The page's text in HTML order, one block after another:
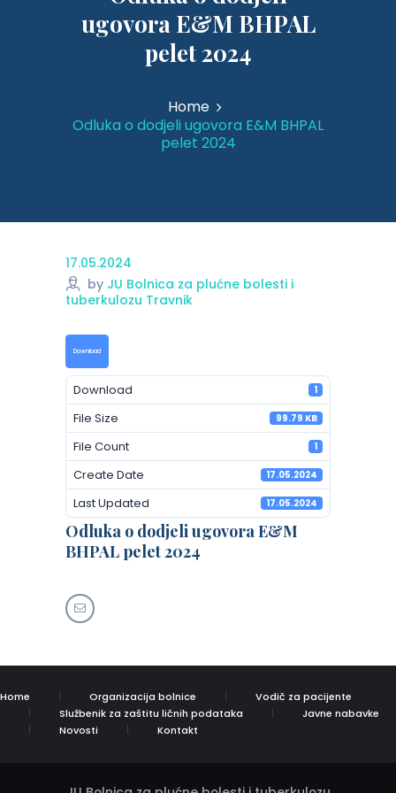
ugovora E&M BHPAL
pelet 2024
Home
Odluka o dodjeli ugovora E&M BHPAL
pelet 2024
17.05.2024
by JU Bolnica za plućne bolesti i
tuberkulozu Travnik
Download
Download 1
File Size 99.79 KB
File Count 1
Create Date 17.05.2024
Last Updated 17.05.2024
Odluka o dodjeli ugovora E&M
BHPAL pelet 2024
Home Organizacija bolnice
Vodič za pacijente
Službenik za zaštitu ličnih podataka
Javne nabavke
Novosti
Kontakt